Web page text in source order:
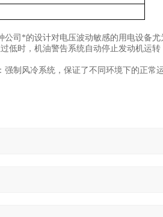
司*的设计对电压波动敏感的用电设备
低时，机油警告系统自动停止发动机运转
制风冷系统，保证了不同环境下的正常